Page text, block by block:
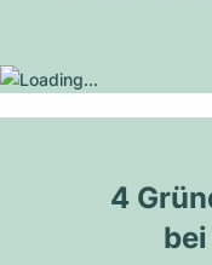
4
bei